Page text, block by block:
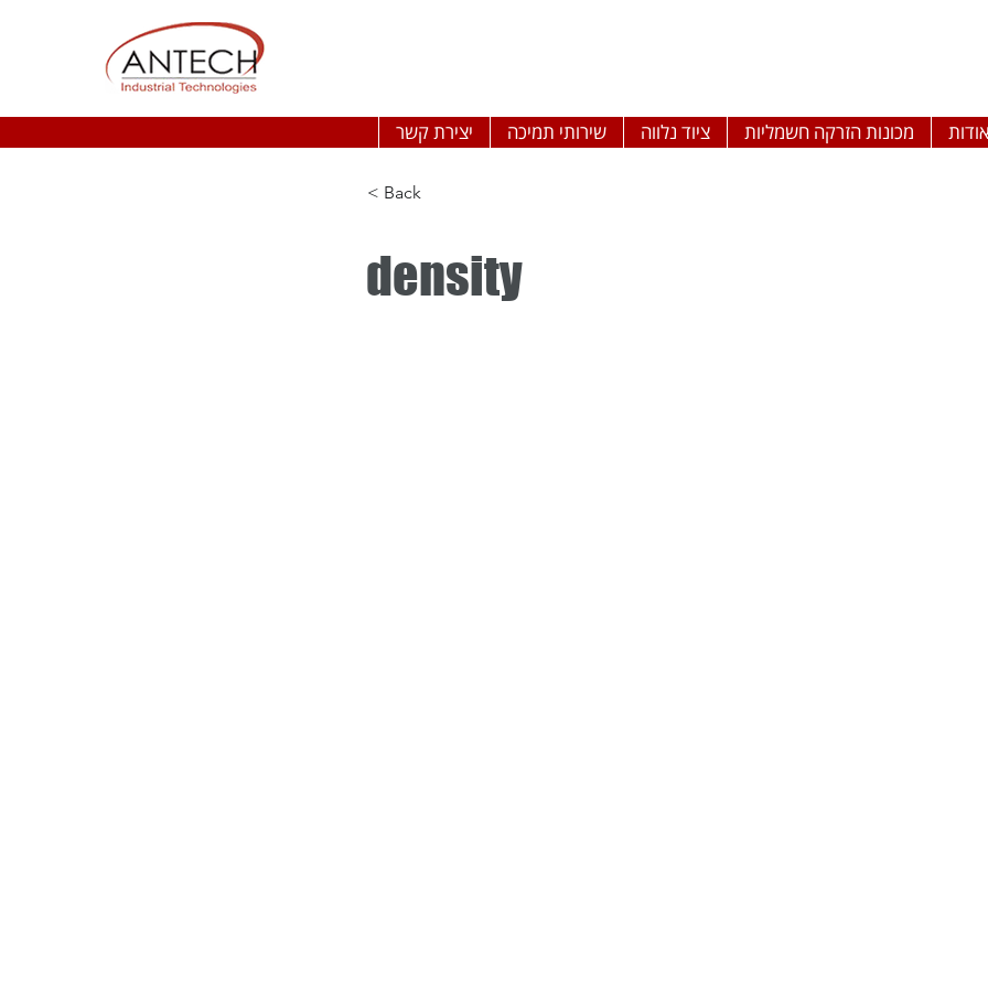
אודות מכונות הזרקה חשמליות ציוד נלווה שירותי תמיכה יצירת קשר
< Back
density